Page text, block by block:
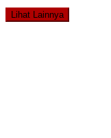
Lihat Lainnya